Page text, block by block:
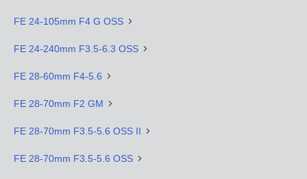
FE 24-105mm F4 G OSS
FE 24-240mm F3.5-6.3 OSS
FE 28-60mm F4-5.6
FE 28-70mm F2 GM
FE 28-70mm F3.5-5.6 OSS II
FE 28-70mm F3.5-5.6 OSS